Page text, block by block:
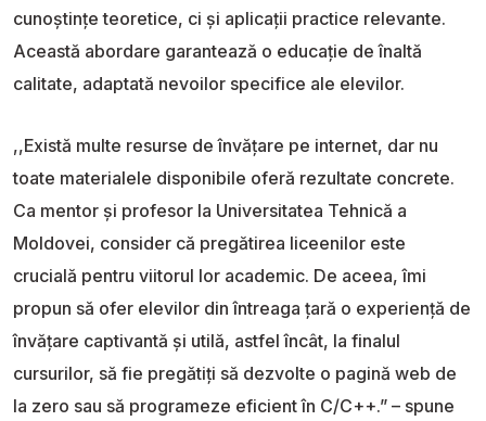
cunoștințe teoretice, ci și aplicații practice relevante.
Această abordare garantează o educație de înaltă
calitate, adaptată nevoilor specifice ale elevilor.
,,Există multe resurse de învățare pe internet, dar nu
toate materialele disponibile oferă rezultate concrete.
Ca mentor și profesor la Universitatea Tehnică a
Moldovei, consider că pregătirea liceenilor este
crucială pentru viitorul lor academic. De aceea, îmi
propun să ofer elevilor din întreaga țară o experiență de
învățare captivantă și utilă, astfel încât, la finalul
cursurilor, să fie pregătiți să dezvolte o pagină web de
la zero sau să programeze eficient în C/C++.” – spune